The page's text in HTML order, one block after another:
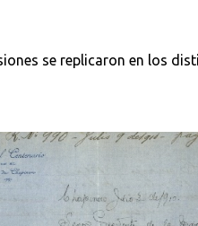
se replicaron en los